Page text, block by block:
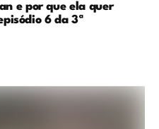
e por que ela quer
6 da 3ª